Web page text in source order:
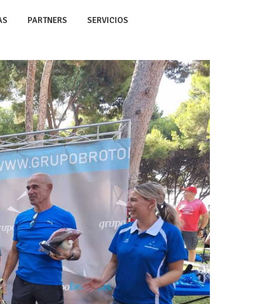
PARTNERS SERVICIOS